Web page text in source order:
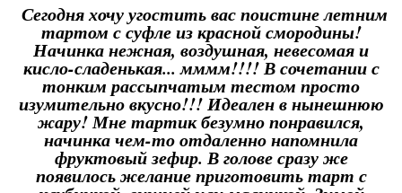
Сегодня хочу угостить вас поистине летним
тартом с суфле из красной смородины!
Начинка нежная, воздушная, невесомая и
кисло-сладенькая... мммм!!!! В сочетании с
тонким рассыпчатым тестом просто
изумительно вкусно!!! Идеален в нынешнюю
жару! Мне тартик безумно понравился,
начинка чем-то отдаленно напомнила
фруктовый зефир. В голове сразу же
появилось желание приготовить тарт с